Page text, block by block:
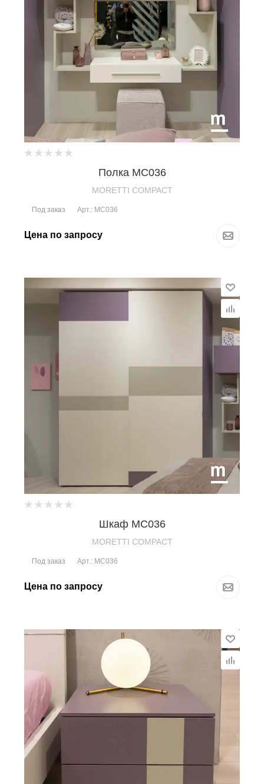
Полка MC036
MORETTI COMPACT
Под заказ Арт.: MC036
Цена по запросу
Шкаф MC036
MORETTI COMPACT
Под заказ Арт.: MC036
Цена по запросу